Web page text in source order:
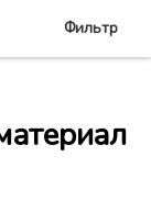
Фильтр